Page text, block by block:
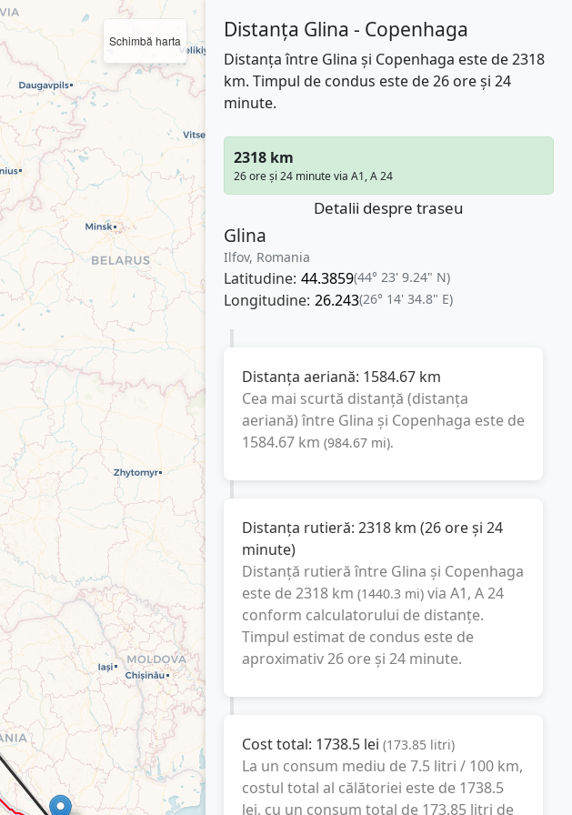
Schimbă harta Distanța Glina - Copenhaga
Distanța între Glina și Copenhaga este de 2318
km. Timpul de condus este de 26 ore și 24
minute.
2318 km
26 ore și 24 minute via A1, A 24
Detalii despre traseu
Glina
Ilfov, Romania
Latitudine: 44.3859(44° 23' 9.24" N)
Longitudine: 26.243(26° 14' 34.8" E)
Distanța aeriană: 1584.67 km
Cea mai scurtă distanță (distanța
aeriană) între Glina și Copenhaga este de
1584.67 km (984.67 mi).
Distanța rutieră: 2318 km (26 ore și 24
minute)
Distanță rutieră între Glina și Copenhaga
este de2318 km (1440.3 mi) via A1, A 24
conform calculatorului de distanțe.
Timpul estimat de condus este de
aproximativ26 ore și 24 minute.
Cost total: 1738.5 lei (173.85 litri)
La un consum mediu de7.5 litri / 100 km,
costul total al călătoriei este de 1738.5
lei, cu un consum total de 173.85 litri de